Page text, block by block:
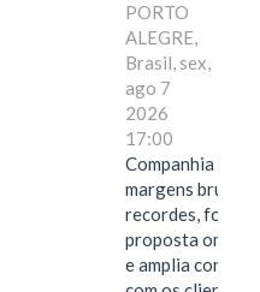
PORTO
ALEGRE,
Brasil, sex,
ago 7
2026
17:00
Companhia
margens brutas
recordes,
proposta
e amplia